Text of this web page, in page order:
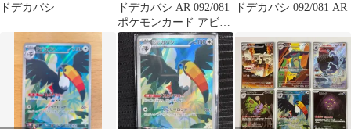
ドデカバシ
ドデカバシ AR 092/081
ポケモンカード アビス
アイ
ドデカバシ 092/081 AR